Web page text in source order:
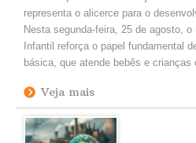
representa o alicerce para o
Nesta segunda-feira, 25 de agosto,
Infantil reforça o papel fundamental
básica, que atende bebês e
Veja mais